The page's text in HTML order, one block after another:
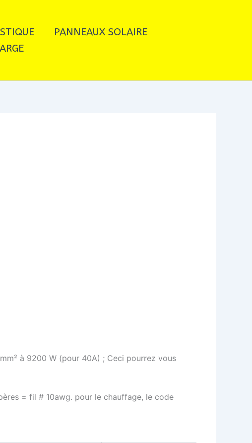
PANNEAUX SOLAIRE
à 9200 W (pour 40A) ; Ceci pourrez vous
= fil # 10awg. pour le chauffage, le code